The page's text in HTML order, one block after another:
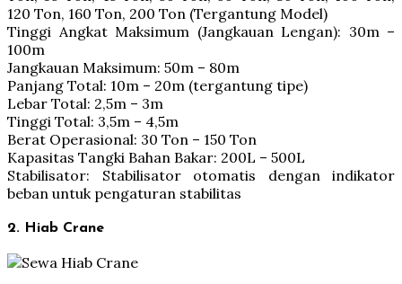
120 Ton, 160 Ton, 200 Ton (Tergantung Model)
Tinggi Angkat Maksimum (Jangkauan Lengan): 30m –
100m
Jangkauan Maksimum: 50m – 80m
Panjang Total: 10m – 20m (tergantung tipe)
Lebar Total: 2,5m – 3m
Tinggi Total: 3,5m – 4,5m
Berat Operasional: 30 Ton – 150 Ton
Kapasitas Tangki Bahan Bakar: 200L – 500L
Stabilisator: Stabilisator otomatis dengan indikator
beban untuk pengaturan stabilitas
2. Hiab Crane